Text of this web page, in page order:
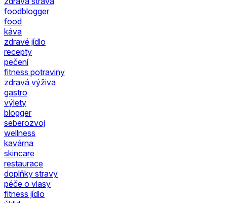
foodblogger
food
káva
zdravé jídlo
recepty
pečení
fitness potraviny
zdravá výživa
gastro
výlety
blogger
seberozvoj
wellness
kavárna
skincare
restaurace
doplňky stravy
péče o vlasy
fitness jídlo